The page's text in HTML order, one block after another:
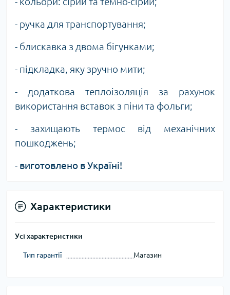
- ручка для транспортування;
- блискавка з двома бігунками;
- підкладка, яку зручно мити;
- додаткова теплоізоляція за рахунок
використання вставок з піни та фольги;
- захищають термос від механічних
пошкоджень;
- виготовлено в Україні!
Характеристики
Усі характеристики
Тип гарантії Магазин